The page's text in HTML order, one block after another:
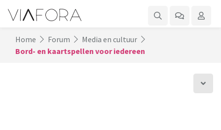
Home Forum
Media en cultuur
Bord- en kaartspellen voor iedereen